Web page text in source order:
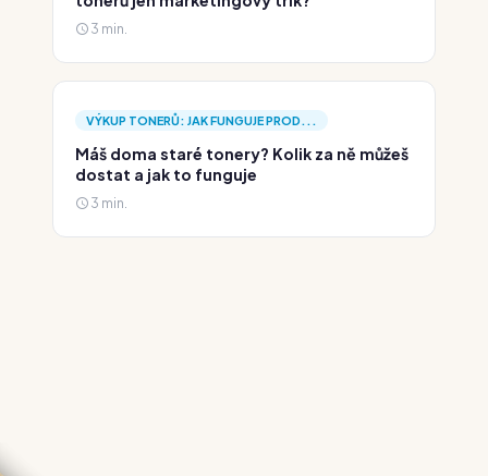
3 min.
VÝKUP TONERŮ: JAK FUNGUJE PROD...
Máš doma staré tonery? Kolik za ně můžeš
dostat a jak to funguje
3 min.